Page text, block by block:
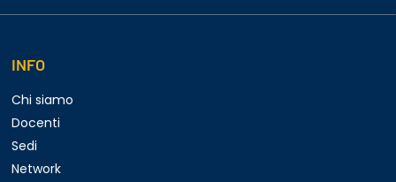
INFO
Chi siamo
Docenti
Sedi
Network